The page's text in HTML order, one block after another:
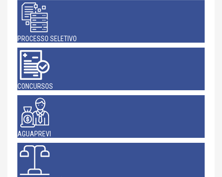
PROCESSO SELETIVO
CONCURSOS
AGUAPREVI